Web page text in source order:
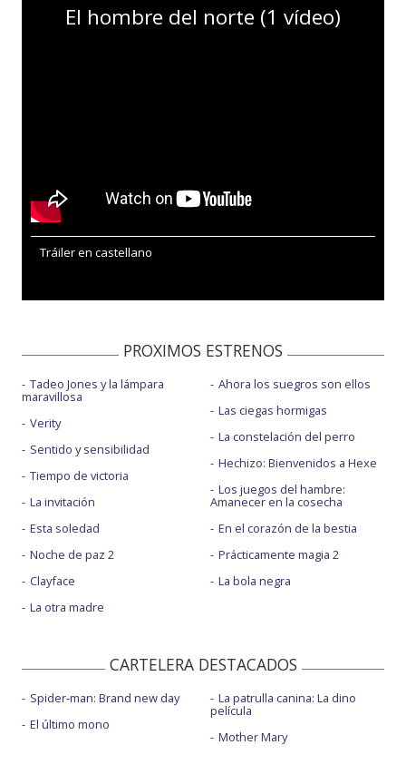
El hombre del norte (1 vídeo)
Tráiler en castellano
PROXIMOS ESTRENOS
Tadeo Jones y la lámpara
maravillosa
Verity
Sentido y sensibilidad
Tiempo de victoria
La invitación
Esta soledad
Noche de paz 2
Clayface
La otra madre
Ahora los suegros son ellos
Las ciegas hormigas
La constelación del perro
Hechizo: Bienvenidos a Hexe
Los juegos del hambre:
Amanecer en la cosecha
En el corazón de la bestia
Prácticamente magia 2
La bola negra
CARTELERA DESTACADOS
Spider-man: Brand new day
El último mono
La patrulla canina: La dino
película
Mother Mary